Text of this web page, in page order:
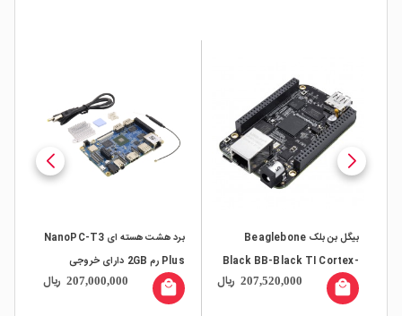
بیگل بن بلک Beaglebone
Black BB-Black TI Cortex-
A8 Rev.C
207,520,000 ریال local_mall
برد هشت هسته ای NanoPC-T3
Plus رم 2GB دارای خروجی
تصویر به همراه بلوتوث و وایفای
داخلی
207,000,000 ریال local_mall